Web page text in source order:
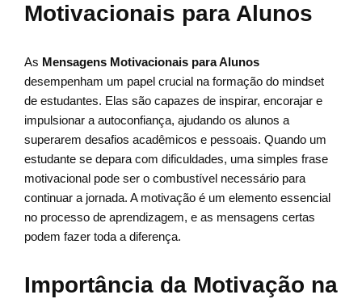
Motivacionais para Alunos
As Mensagens Motivacionais para Alunos
desempenham um papel crucial na formação do mindset
de estudantes. Elas são capazes de inspirar, encorajar e
impulsionar a autoconfiança, ajudando os alunos a
superarem desafios acadêmicos e pessoais. Quando um
estudante se depara com dificuldades, uma simples frase
motivacional pode ser o combustível necessário para
continuar a jornada. A motivação é um elemento essencial
no processo de aprendizagem, e as mensagens certas
podem fazer toda a diferença.
Importância da Motivação na